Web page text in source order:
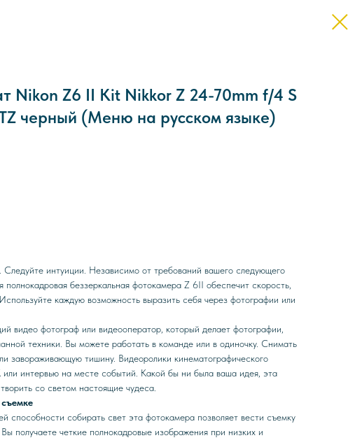
Nikon Z6 II Kit Nikkor Z 24-70mm f/4 S
черный (Меню на русском языке)
интуиции. Независимо от требований вашего следующего
полнокадровая беззеркальная фотокамера Z 6II обеспечит скорость,
каждую возможность выразить себя через фотографии или
видео фотограф или видеооператор, который делает фотографии,
техники. Вы можете работать в команде или в одиночку. Снимать
завораживающую тишину. Видеоролики кинематографического
или интервью на месте событий. Какой бы ни была ваша идея, эта
со светом настоящие чудеса.
способности собирать свет эта фотокамера позволяет вести съемку
получаете четкие полнокадровые изображения при низких и